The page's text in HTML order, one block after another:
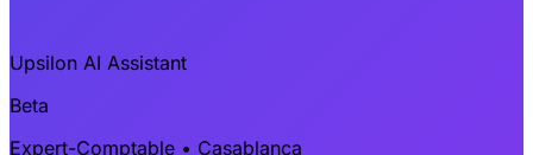
Upsilon AI Assistant
Beta
Expert-Comptable • Casablanca